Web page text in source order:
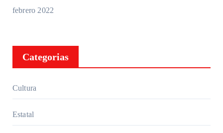
febrero 2022
Categorias
Cultura
Estatal